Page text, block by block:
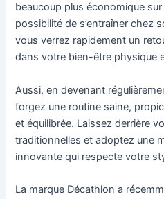
beaucoup plus économique
possibilité de s’entraîner chez
vous verrez rapidement un
dans votre bien-être physique
Aussi, en devenant
forgez une routine saine,
et équilibrée. Laissez derrière
traditionnelles et adoptez une
innovante qui respecte votre
La marque Décathlon a